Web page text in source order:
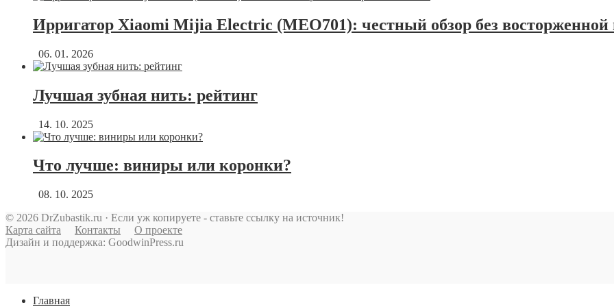
Ирригатор Xiaomi Mijia Electric (MEO701): честный обзор без
06. 01. 2026
Лучшая зубная нить: рейтинг
14. 10. 2025
Что лучше: виниры или коронки?
08. 10. 2025
© 2026 DrZubastik.ru · Если уж копируете - ставьте ссылку на источник!
Карта сайта
Контакты
О проекте
Дизайн и поддержка: GoodwinPress.ru
Главная